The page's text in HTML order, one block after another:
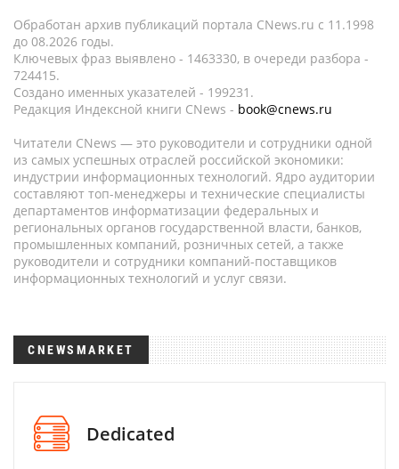
Обработан архив публикаций портала CNews.ru c 11.1998
до 08.2026 годы.
Ключевых фраз выявлено - 1463330, в очереди разбора -
724415.
Создано именных указателей - 199231.
Редакция Индексной книги CNews - book@cnews.ru
Читатели CNews — это руководители и сотрудники одной
из самых успешных отраслей российской экономики:
индустрии информационных технологий. Ядро аудитории
составляют топ-менеджеры и технические специалисты
департаментов информатизации федеральных и
региональных органов государственной власти, банков,
промышленных компаний, розничных сетей, а также
руководители и сотрудники компаний-поставщиков
информационных технологий и услуг связи.
CNEWSMARKET
Dedicated